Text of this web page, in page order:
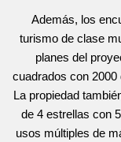
Además, los
turismo de clase
planes del
cuadrados con
La propiedad
de 4 estrellas con
usos múltiples de